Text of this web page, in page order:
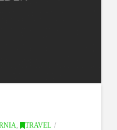
,
TRAVEL